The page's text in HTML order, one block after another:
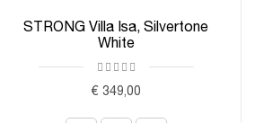
STRONG Villa Isa, Silvertone
White
€ 349,00